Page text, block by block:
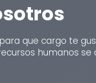
que cargo te
humanos se